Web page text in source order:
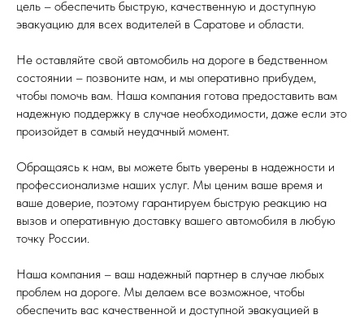
цель – обеспечить быструю, качественную и доступную
эвакуацию для всех водителей в Саратове и области.
Не оставляйте свой автомобиль на дороге в бедственном
состоянии – позвоните нам, и мы оперативно прибудем,
чтобы помочь вам. Наша компания готова предоставить вам
надежную поддержку в случае необходимости, даже если это
произойдет в самый неудачный момент.
Обращаясь к нам, вы можете быть уверены в надежности и
профессионализме наших услуг. Мы ценим ваше время и
ваше доверие, поэтому гарантируем быструю реакцию на
вызов и оперативную доставку вашего автомобиля в любую
точку России.
Наша компания – ваш надежный партнер в случае любых
проблем на дороге. Мы делаем все возможное, чтобы
обеспечить вас качественной и доступной эвакуацией в